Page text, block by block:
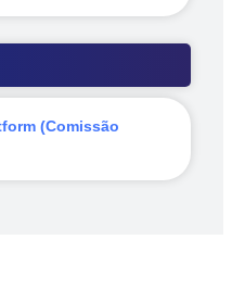
(Comissão